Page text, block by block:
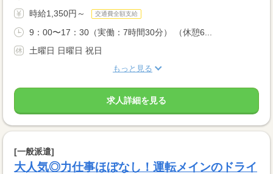
時給1,350円～ 交通費全額支給
9：00〜17：30（実働：7時間30分） （休憩6...
土曜日 日曜日 祝日
もっと見る
求人詳細を見る
[一般派遣]
大人気◎力仕事ほぼなし！運転メインのドライ